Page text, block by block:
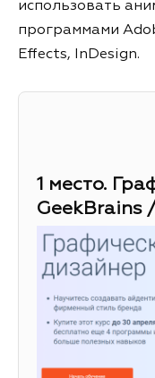
использовать
программами
Effects, InDesign.
1 место.
GeekBrains